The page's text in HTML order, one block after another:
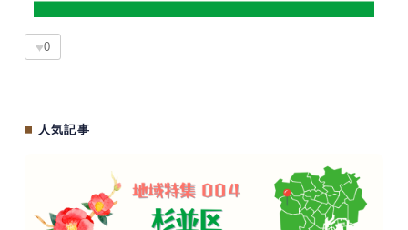
♥0
■ 人気記事